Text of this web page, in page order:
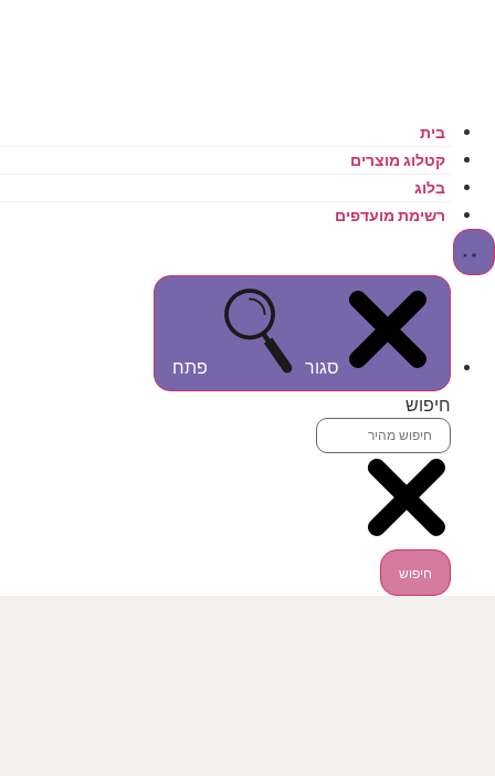
בית
קטלוג מוצרים
בלוג
רשימת מועדפים
סגור
פתח
חיפוש
חיפוש